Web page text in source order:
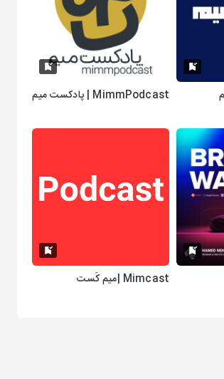
MimmPodcast | پادکست میم
Mimcast |میم کَست